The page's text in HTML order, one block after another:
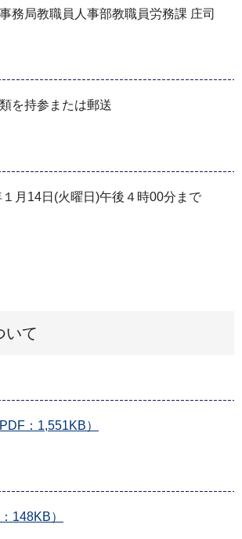
務局教職員人事部教職員労務課 庄司
を持参または郵送
月14日(火曜日)午後４時00分まで
いて
：1,551KB）
148KB）